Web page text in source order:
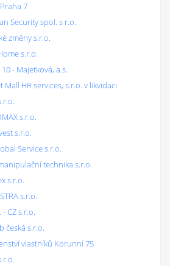
7
Security spol. s r.o.
změny s.r.o.
s.r.o.
10 - Majetková, a.s.
Mall HR services, s.r.o. v likvidaci
s.r.o.
s.r.o.
Service s.r.o.
technika s.r.o.
s.r.o.
s.r.o.
CZ s.r.o.
česká s.r.o.
vlastníků Korunní 75